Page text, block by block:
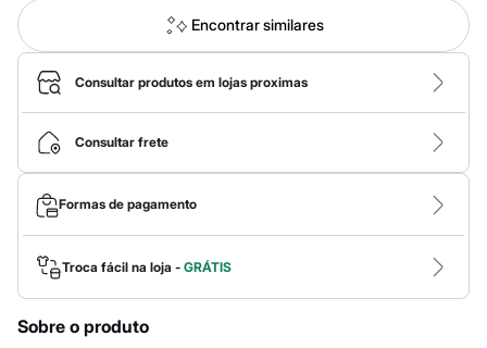
Básicos
Calças
Casacos e Jaquetas
Jeans
Macacões
Saias
Shorts e Bermudas
Vestidos
Acessórios
Bolsas
Bonés e Chapéus
Bijoux
Cintos
Óculos
Relógios
Calçados
Botas
Encontrar similares
Consultar produtos em lojas proximas
Consultar frete
Formas de pagamento
Troca fácil na loja - GRÁTIS
Sobre o produto